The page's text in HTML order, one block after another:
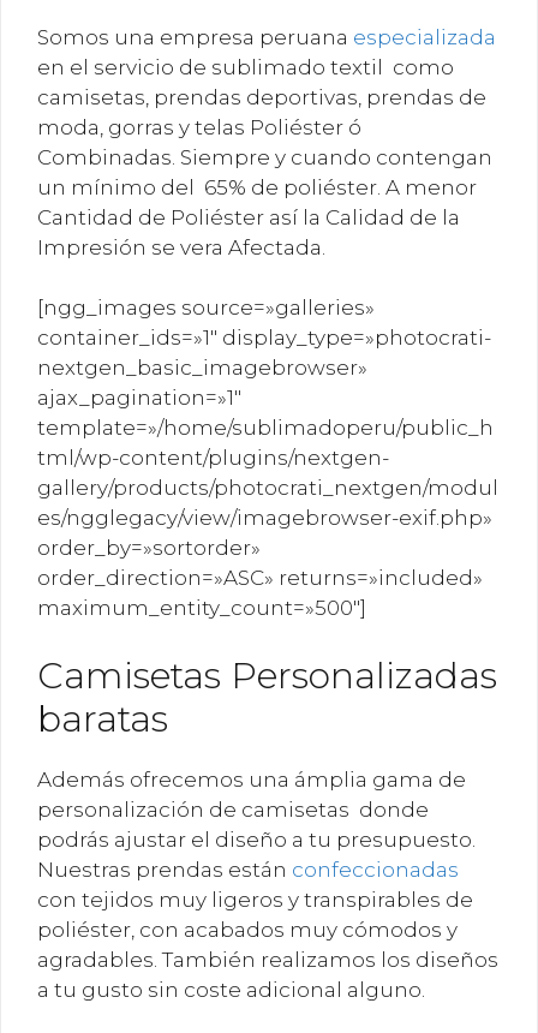
Somos una empresa peruana especializada
en el servicio de sublimado textil como
camisetas, prendas deportivas, prendas de
moda, gorras y telas Poliéster ó
Combinadas. Siempre y cuando contengan
un mínimo del 65% de poliéster. A menor
Cantidad de Poliéster así la Calidad de la
Impresión se vera Afectada.
[ngg_images source=»galleries»
container_ids=»1″ display_type=»photocrati-
nextgen_basic_imagebrowser»
ajax_pagination=»1″
template=»/home/sublimadoperu/public_h
tml/wp-content/plugins/nextgen-
gallery/products/photocrati_nextgen/modul
es/ngglegacy/view/imagebrowser-exif.php»
order_by=»sortorder»
order_direction=»ASC» returns=»included»
maximum_entity_count=»500″]
Camisetas Personalizadas
baratas
Además ofrecemos una ámplia gama de
personalización de camisetas donde
podrás ajustar el diseño a tu presupuesto.
Nuestras prendas están confeccionadas
con tejidos muy ligeros y transpirables de
poliéster, con acabados muy cómodos y
agradables. También realizamos los diseños
a tu gusto sin coste adicional alguno.